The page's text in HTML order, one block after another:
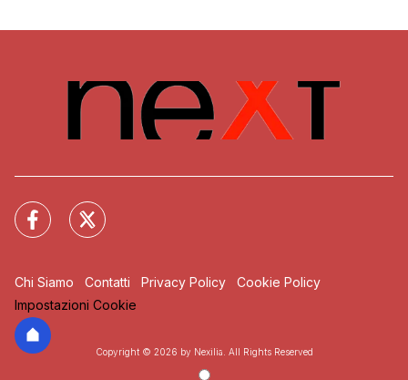
Chi Siamo Contatti Privacy Policy
Cookie Policy
Impostazioni Cookie
Copyright © 2026 by Nexilia. All Rights Reserved